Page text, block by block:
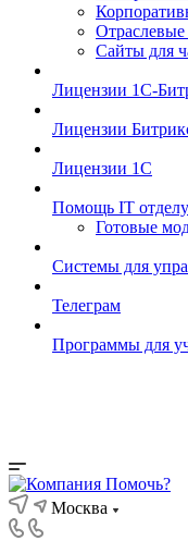
Сайты для
Лицензии 1С-
Лицензии
Лицензии 1С
Помощь IT отделу
Готовые
Системы для
Телеграм
Программы для
Москва